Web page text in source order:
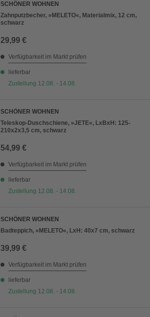
SCHÖNER WOHNEN
Zahnputzbecher, »MELETO«, Materialmix, 12 cm,
schwarz
29,99 €
Verfügbarkeit im Markt prüfen
lieferbar
Zustellung 12.08. - 14.08.
SCHÖNER WOHNEN
Teleskop-Duschschiene, »JETE«, LxBxH: 125-
210x2x3,5 cm, schwarz
54,99 €
Verfügbarkeit im Markt prüfen
lieferbar
Zustellung 12.08. - 14.08.
SCHÖNER WOHNEN
Badteppich, »MELETO«, LxH: 40x7 cm, schwarz
39,99 €
Verfügbarkeit im Markt prüfen
lieferbar
Zustellung 12.08. - 14.08.